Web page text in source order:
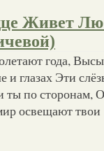
Живет
года,
и глазах Эти
ты по сторонам,
освещают твои